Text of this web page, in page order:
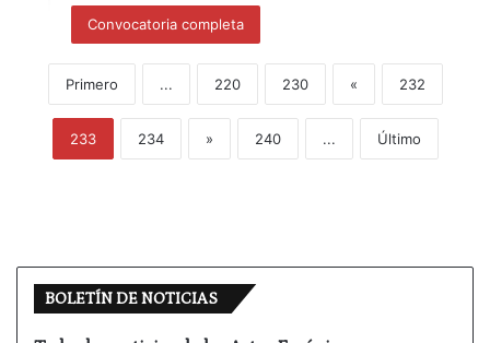
Convocatoria completa
Primero ... 220 230 « 232
233 234 » 240 ... Último
BOLETÍN DE NOTICIAS